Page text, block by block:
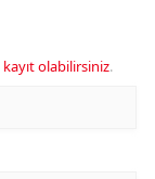
kayıt olabilirsiniz.